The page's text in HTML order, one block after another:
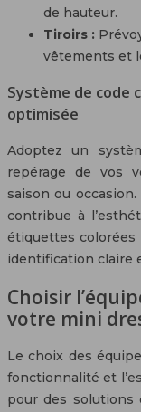
de hauteur.
Tiroirs :
vêtements et
Système de code
optimisée
Adoptez un
repérage de vos
saison ou
contribue à
étiquettes colorées
identification claire
Choisir
votre mini
Le choix des
fonctionnalité et
pour des